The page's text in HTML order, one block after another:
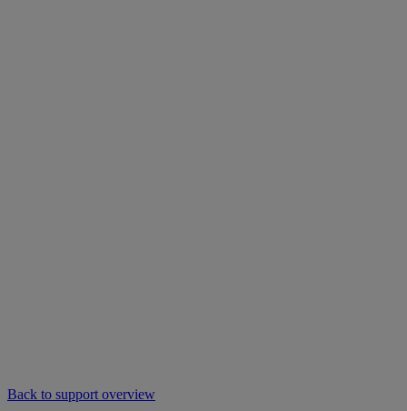
Back to support overview